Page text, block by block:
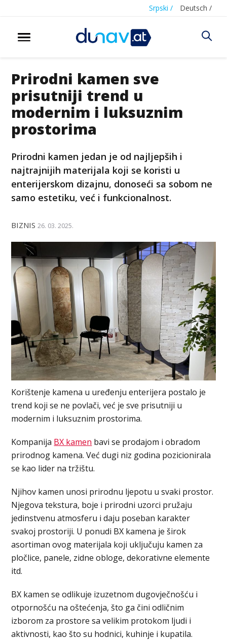
Srpski / Deutsch /
Prirodni kamen sve
prisutniji trend u
modernim i luksuznim
prostorima
Prirodni kamen jedan je od najljepših i
najtrajnijih materijala koji se koristi u
enterijerskom dizajnu, donoseći sa sobom ne
samo estetiku, već i funkcionalnost.
BIZNIS 26. 03. 2025.
Korištenje kamena u uređenju enterijera postalo je
trend koji se ne povlači, već je sve prisutniji u
modernim i luksuznim prostorima.
Kompanija BX kamen bavi se prodajom i obradom
prirodnog kamena. Već dugi niz godina pozicionirala
se kao lider na tržištu.
Njihov kamen unosi prirodnu ljepotu u svaki prostor.
Njegova tekstura, boje i prirodni uzorci pružaju
jedinstvenu atmosferu i daju poseban karakter
svakoj prostoriji. U ponudi BX kamena je širok
asortiman ovog materijala koji uključuju kamen za
pločlice, panele, zidne obloge, dekorativne elemente
itd.
BX kamen se odlikuje izuzetnom dugovječnošću i
otpornošću na oštećenja, što ga čini odličnim
izborom za prostore sa velikim protokom ljudi i
aktivnosti, kao što su hodnici, kuhinje i kupatila.